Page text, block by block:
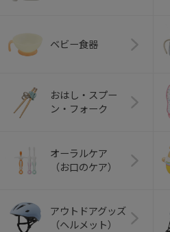
ベビー食器
おはし・スプー
ン・フォーク
オーラルケア
（お口のケア）
アウトドアグッズ
（ヘルメット）